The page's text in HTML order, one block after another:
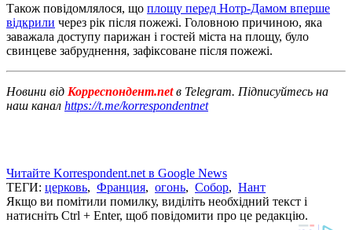
Також повідомлялося, що площу перед Нотр-Дамом вперше
відкрили через рік після пожежі. Головною причиною, яка
заважала доступу парижан і гостей міста на площу, було
свинцеве забруднення, зафіксоване після пожежі.
Новини від Корреспондент.netв Telegram. Підписуйтесь на
наш канал https://t.me/korrespondentnet
Читайте Korrespondent.net в Google News
ТЕГИ: церковь, Франция, огонь, Собор, Нант
Якщо ви помітили помилку, виділіть необхідний текст і
натисніть Ctrl + Enter, щоб повідомити про це редакцію.